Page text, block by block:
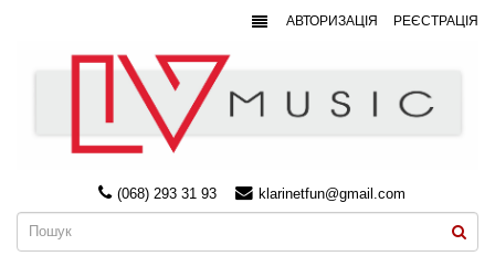
АВТОРИЗАЦІЯ РЕЄСТРАЦІЯ
(068) 293 31 93 klarinetfun@gmail.com